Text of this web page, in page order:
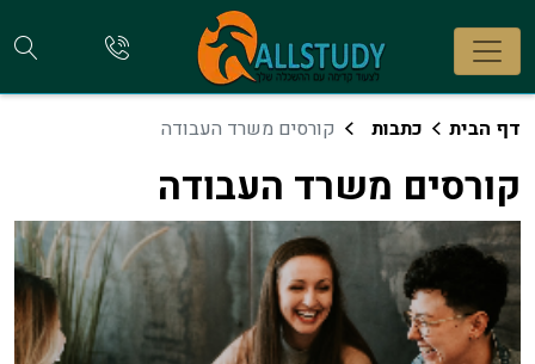
להתקשר
דף הבית כתבות קורסים משרד העבודה
קורסים משרד העבודה